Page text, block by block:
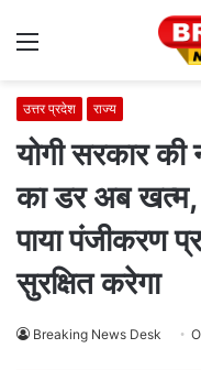
Menu
उत्तर प्रदेश राज्य
योगी सरकार
का डर अब
पाया पंजीकरण
सुरक्षित करेगा
Breaking News Desk